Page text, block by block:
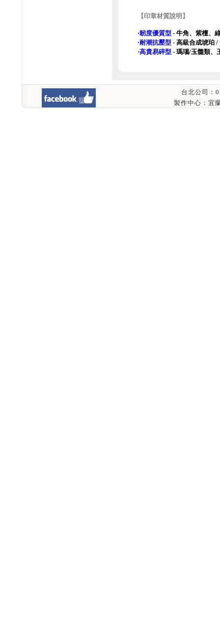
【印章材質說明】
‧韌度優質型 - 牛角、紫檀、
‧耐潮抗壓型 - 高級合成琥珀
‧高貴易碎型 - 瑪瑙/玉髓類、
台北公司：
製作中心：宜